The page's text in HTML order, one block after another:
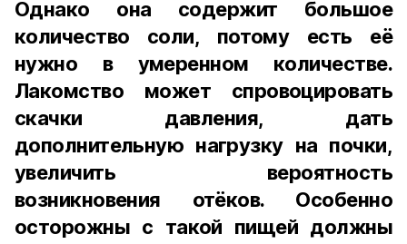
Однако она содержит большое
количество соли, потому есть её
нужно в умеренном количестве.
Лакомство может спровоцировать
скачки давления, дать
дополнительную нагрузку на почки,
увеличить вероятность
возникновения отёков. Особенно
осторожны с такой пищей должны